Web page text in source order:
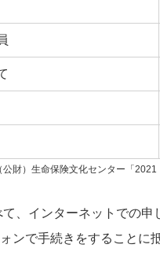
公財）生命保険文化センター「
、インターネットでの
ンで手続きをすること